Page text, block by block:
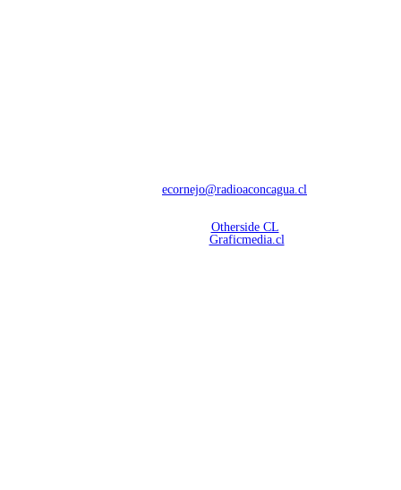
ecornejo@radioaconcagua.cl
Otherside CL
Graficmedia.cl